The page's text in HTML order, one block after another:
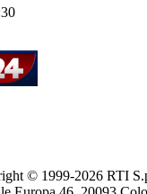
© 1999-2026 RTI